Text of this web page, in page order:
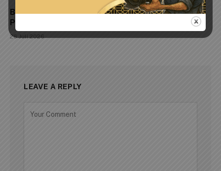
Blue Lantern Foundation Gelar Forum Sinkronisasi
Pengelolaan TWP Timur Pulau Bintan
26 Juli 2026
LEAVE A REPLY